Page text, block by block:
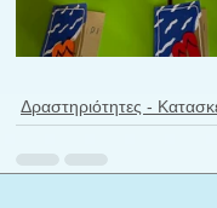
Δραστηριότητες -